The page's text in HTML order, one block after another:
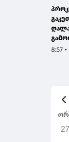
8:57
27